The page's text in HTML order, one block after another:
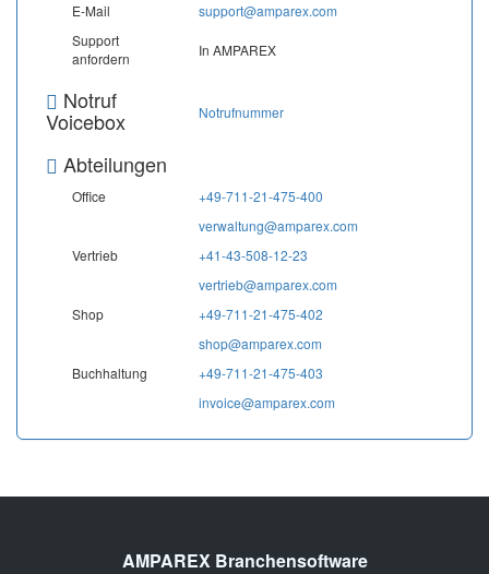
E-Mail
support@amparex.com
Support
anfordern
In AMPAREX
Notruf
Voicebox Notrufnummer
Abteilungen
Office
+49-711-21-475-400
verwaltung@amparex.com
Vertrieb
+41-43-508-12-23
vertrieb@amparex.com
Shop
+49-711-21-475-402
shop@amparex.com
Buchhaltung
+49-711-21-475-403
invoice@amparex.com
AMPAREX Branchensoftware